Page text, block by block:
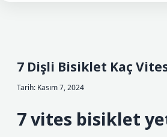
7 Dişli Bisiklet Kaç
Tarih: Kasım 7, 2024
7 vites bisiklet